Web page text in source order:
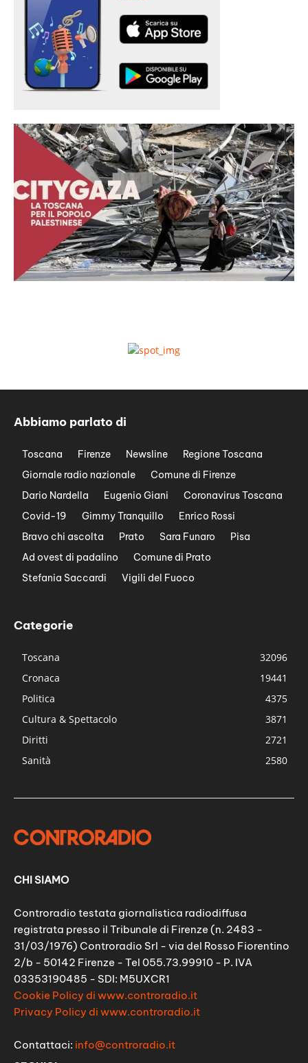
Abbiamo parlato di
Toscana Firenze Newsline
Regione Toscana
Giornale radio nazionale
Comune di Firenze
Dario Nardella
Eugenio Giani
Coronavirus Toscana
Covid-19
Gimmy Tranquillo
Enrico Rossi
Bravo chi ascolta
Prato Sara Funaro
Pisa
Ad ovest di padalino
Comune di Prato
Stefania Saccardi
Vigili del Fuoco
Categorie
Toscana
32096
Cronaca
19441
Politica
4375
Cultura & Spettacolo
3871
Diritti
2721
Sanità
2580
CHI SIAMO
Controradio testata giornalistica radiodiffusa
registrata presso il Tribunale di Firenze (n. 2483 -
31/03/1976) Controradio Srl - via del Rosso Fiorentino
2/b - 50142 Firenze - Tel 055.73.99910 - P. IVA
03353190485 - SDI: M5UXCR1
Cookie Policy di www.controradio.it
Privacy Policy di www.controradio.it
Contattaci: info@controradio.it